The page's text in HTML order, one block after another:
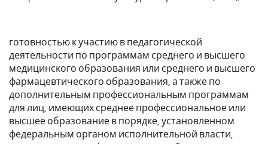
готовностью к участию в педагогической
деятельности по программам среднего и высшего
медицинского образования или среднего и высшего
фармацевтического образования, а также по
дополнительным профессиональным программам
для лиц, имеющих среднее профессиональное или
высшее образование в порядке, установленном
федеральным органом исполнительной власти,